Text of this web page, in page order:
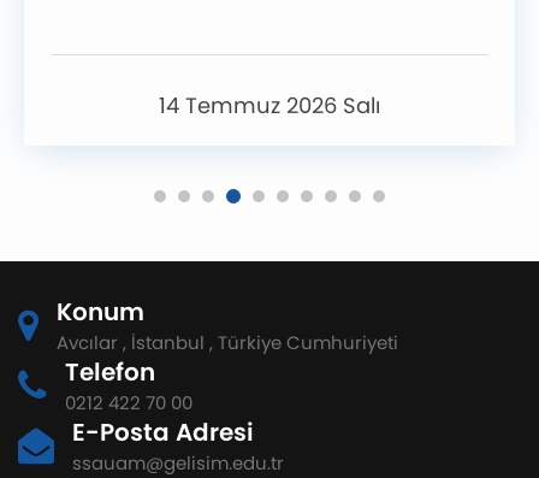
14 Temmuz 2026 Salı
Konum
Avcılar , İstanbul , Türkiye Cumhuriyeti
Telefon
0212 422 70 00
E-Posta Adresi
ssauam@gelisim.edu.tr